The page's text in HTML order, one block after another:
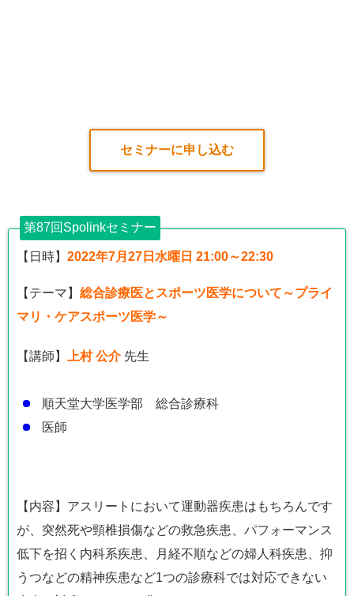
セミナーに申し込む
第87回Spolinkセミナー
【日時】 2022年7月27日水曜日 21:00～22:30
【テーマ】 総合診療医とスポーツ医学について～プライ
マリ・ケアスポーツ医学～
【講師】 上村 公介 先生
順天堂大学医学部 総合診療科
医師
【内容】アスリートにおいて運動器疾患はもちろんです
が、突然死や頸椎損傷などの救急疾患、パフォーマンス
低下を招く内科系疾患、月経不順などの婦人科疾患、抑
うつなどの精神疾患など1つの診療科では対応できない